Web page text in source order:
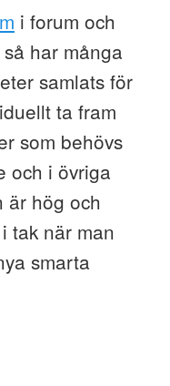
i forum och
har många
samlats för
ta fram
som behövs
och i övriga
är hög och
tak när man
smarta